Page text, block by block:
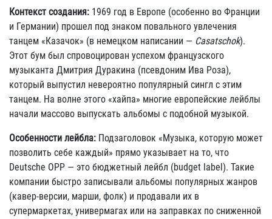
Контекст создания: 1969 год в Европе (особенно во Франции
и Германии) прошел под знаком повального увлечения
танцем «Казачок» (в немецком написании — Casatschok).
Этот бум был спровоцирован успехом французского
музыканта Дмитрия Дуракина (псевдоним Ива Роза),
который выпустил невероятно популярный сингл с этим
танцем. На волне этого «хайпа» многие европейские лейблы
начали массово выпускать альбомы с подобной музыкой.
Особенности лейбла: Подзаголовок «Музыка, которую может
позволить себе каждый» прямо указывает на то, что
Deutsche OPP — это бюджетный лейбл (budget label). Такие
компании быстро записывали альбомы популярных жанров
(кавер-версии, марши, фолк) и продавали их в
супермаркетах, универмагах или на заправках по сниженной